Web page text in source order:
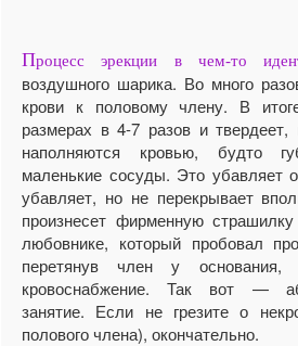
Процесс эрекции в чем-то
воздушного шарика. Во много
крови к половому члену. В
размерах в 4-7 разов и твердеет,
наполняются кровью, будто
маленькие сосуды. Это убавляет
убавляет, но не перекрывает
произнесет фирменную
любовнике, который пробовал
перетянув член у основания,
кровоснабжение. Так вот —
занятие. Если не грезите о
полового члена), окончательно.